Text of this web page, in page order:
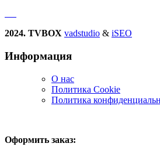
2024. TVBOX vadstudio & iSEO
Информация
О нас
Политика Сookie
Политика
Оформить заказ: